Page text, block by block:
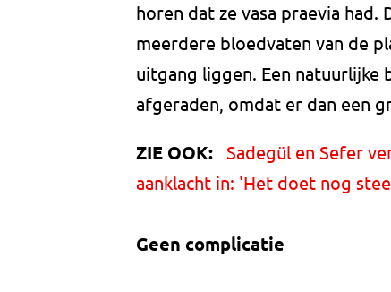
horen dat ze vasa praevia
meerdere bloedvaten van de
uitgang liggen. Een
afgeraden, omdat er dan een
ZIE OOK: Sadegül en Sefer
aanklacht in: 'Het doet nog
Geen complicatie